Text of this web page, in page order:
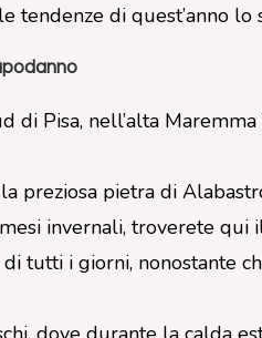
tendenze di quest’anno lo
di Pisa, nell’alta
preziosa pietra di
invernali, troverete qui
tutti i giorni, nonostante